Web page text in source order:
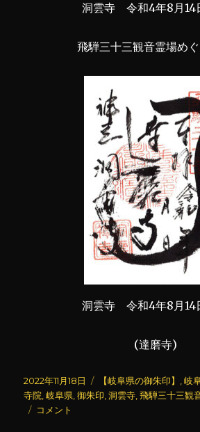
洞雲寺 令和4年8月14
飛騨三十三観音霊場め
洞雲寺 令和4年8月14
(達磨寺)
投
稿
日:
2022年11月18日
カ
テ
【岐阜県の御朱印】 ,岐
寺院 ,岐阜県 ,御朱印 ,洞雲寺 ,飛騨三十三観
洞
コメント